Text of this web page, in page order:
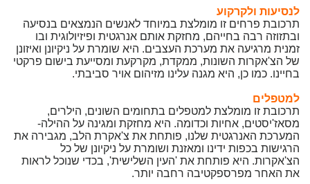
לנסיעות ולקרקוע
תרכובת פרחים זו מומלצת במיוחד לאנשים הנמצאים בנסיעה
ובתזוזה רבה בחייהם, מחזקת אותם אנרגטית ופיזיולוגית ובו
זמנית מרגיעה את מערכת העצבים. היא שומרת על ניקיונן ואיזונן
של הצ'אקרות השונות, ממקדת, מקרקעת ומסייעת בישום פרקטי
בחיינו. כמו כן, היא מגנה עלינו מזיהום אויר סביבתי.
למטפלים
תרכובת זו מומלצת למטפלים בתחומים השונים, הילרים,
מסאז'יסטים, אחיות וכדומה. היא מחזקת ומגינה על ההילה-
המערכת האנרגטית שלנו, פותחת את צ'אקרת הלב, מגבירה את
הרגישות בכפות ידינו ומאזנת ושומרת על ניקיונן של כל
הצ'אקרות. היא פותחת את 'העין השלישית', בכדי שנוכל לראות
את האחר מפרספקטיבה רחבה יותר.